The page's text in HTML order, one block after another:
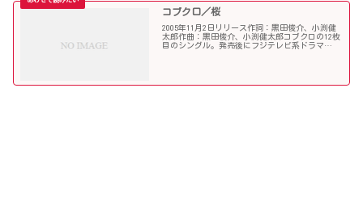
コブクロ／桜
2005年11月2日リリース作詞：黒田俊介、小渕健
太郎作曲：黒田俊介、小渕健太郎コブクロの12枚
目のシングル。発売後にフジテレビ系ドラマ